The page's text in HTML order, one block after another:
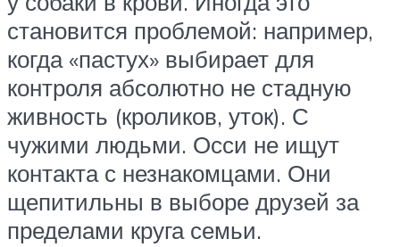
становится проблемой: например,
когда «пастух» выбирает для
контроля абсолютно не стадную
живность (кроликов, уток). С
чужими людьми. Осси не ищут
контакта с незнакомцами. Они
щепитильны в выборе друзей за
пределами круга семьи.